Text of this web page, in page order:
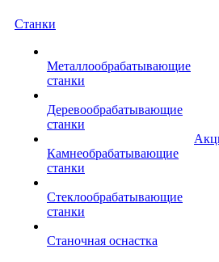
Станки
Металлообрабатывающие
станки
Деревообрабатывающие
станки
Камнеобрабатывающие
станки
Стеклообрабатывающие
станки
Станочная оснастка